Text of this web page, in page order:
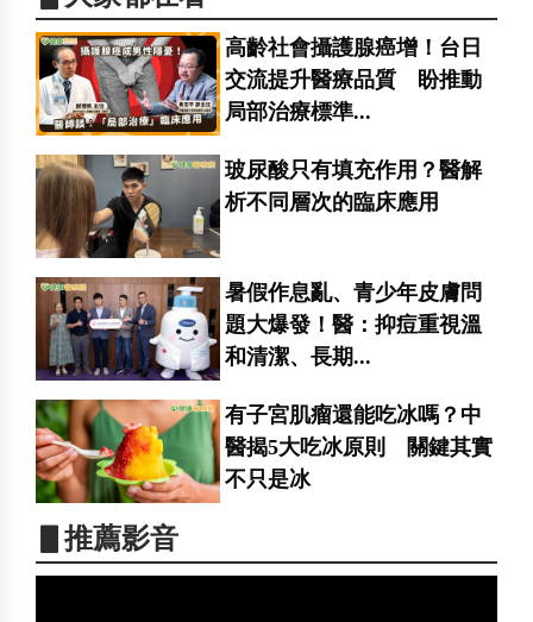
高齡社會攝護腺癌增！台日
交流提升醫療品質 盼推動
局部治療標準...
玻尿酸只有填充作用？醫解
析不同層次的臨床應用
暑假作息亂、青少年皮膚問
題大爆發！醫：抑痘重視溫
和清潔、長期...
有子宮肌瘤還能吃冰嗎？中
醫揭5大吃冰原則 關鍵其實
不只是冰
▋推薦影音